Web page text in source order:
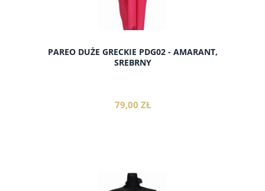
PAREO DUŻE GRECKIE PDG02 - AMARANT,
SREBRNY
79,00 ZŁ